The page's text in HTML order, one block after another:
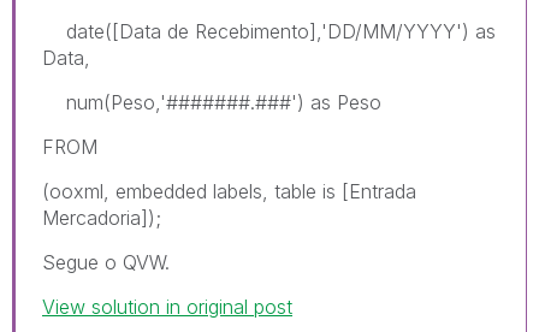
date([Data de Recebimento],'DD/MM/YYYY') as
Data,
num(Peso,'#######.###') as Peso
FROM
(ooxml, embedded labels, table is [Entrada
Mercadoria]);
Segue o QVW.
View solution in original post